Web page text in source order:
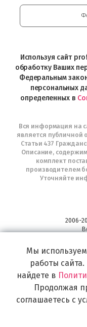
Play
Используя сайт
обработку Ваших
Федеральным
персональных
определенных в
Вся информация на
является
Статьи 437
Описание,
комплект
производителем
Уточняйте
2006-
Широкий выбор
самых изысканных и
Мы
работы
найдете в
Продолжая
соглашаетесь с